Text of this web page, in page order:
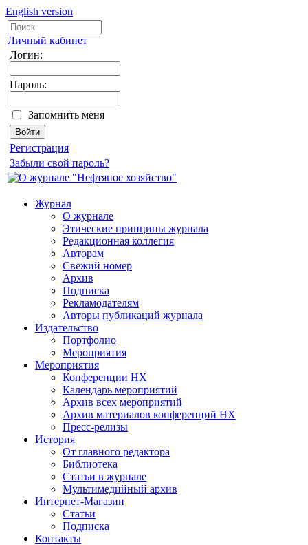
English version
Личный кабинет
Логин:
Пароль:
Запомнить меня
Регистрация
Забыли свой пароль?
Журнал
О журнале
Этические принципы журнала
Редакционная коллегия
Авторам
Свежий номер
Архив
Подписка
Рекламодателям
Авторы публикаций журнала
Издательство
Портфолио
Мероприятия
Мероприятия
Конференции НХ
Календарь мероприятий
Архив всех мероприятий
Архив материалов конференций НХ
Пресс-релизы
История
От главного редактора
Библиотека
Статьи в журнале
Мультимедийный архив
Интернет-Магазин
Статьи
Подписка
Контакты